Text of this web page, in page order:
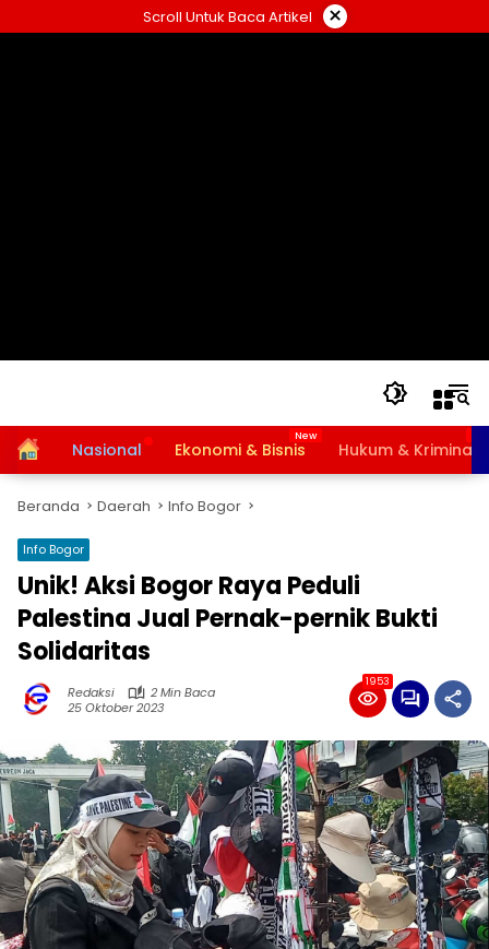
ke
Scroll Untuk Baca Artikel ×
HomeNasional Ekonomi & Bisnis Hukum & Kriminal
Beranda Daerah Info Bogor
Info Bogor
Unik! Aksi Bogor Raya Peduli
Palestina Jual Pernak-pernik Bukti
Solidaritas
Redaksi
2 Min Baca
25 Oktober 2023
1953